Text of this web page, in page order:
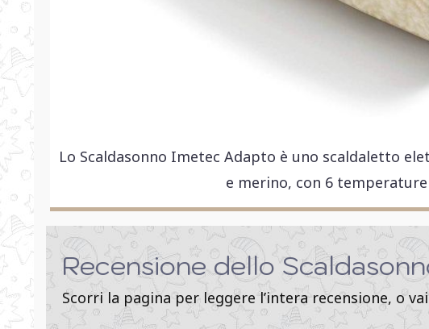
Lo Scaldasonno Imetec Adapto è uno scaldaletto
e merino, con 6
Recensione dello
Scorri la pagina per leggere l’intera recensione, o